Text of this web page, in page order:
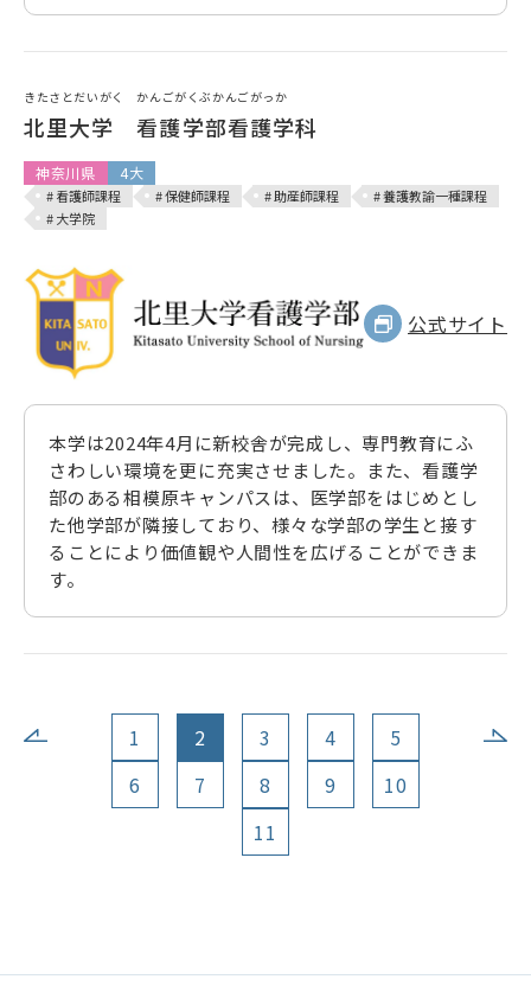
きたさとだいがく かんごがくぶかんごがっか
北里大学 看護学部看護学科
神奈川県 4大
# 看護師課程 # 保健師課程 # 助産師課程
# 養護教諭一種課程
# 大学院
公式サイト
本学は2024年4月に新校舎が完成し、専門教育にふ
さわしい環境を更に充実させました。また、看護学
部のある相模原キャンパスは、医学部をはじめとし
た他学部が隣接しており、様々な学部の学生と接す
ることにより価値観や人間性を広げることができま
す。
1 2 3 4
5
6
7 8 9
10
11